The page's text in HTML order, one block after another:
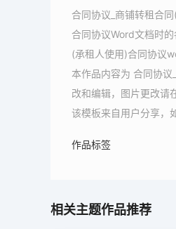
合同协议_商铺转租合
合同协议Word文档时
(承租人使用)合同协议
本作品内容为 合同协
改和编辑，图片更改请
该模板来自用户分享，
作品标签
相关主题作品推荐